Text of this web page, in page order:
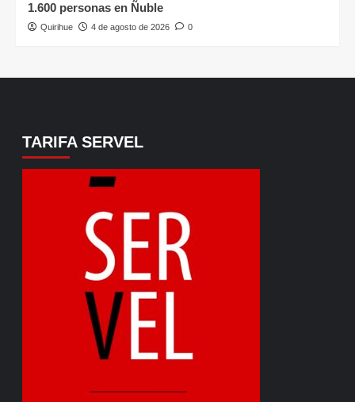
1.600 personas en Ñuble
Quirihue 4 de agosto de 2026 0
TARIFA SERVEL